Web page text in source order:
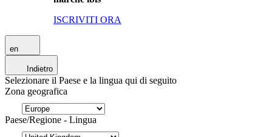
ISCRIVITI ORA
en
Indietro
Selezionare il Paese e la lingua qui di seguito
Zona geografica
Paese/Regione - Lingua